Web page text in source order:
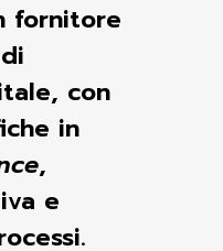
fornitore
con
in
,
e
.